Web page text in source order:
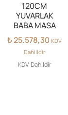
120CM
YUVARLAK
BABA MASA
₺25.578,30 KDV
Dahilldir
KDV Dahildir